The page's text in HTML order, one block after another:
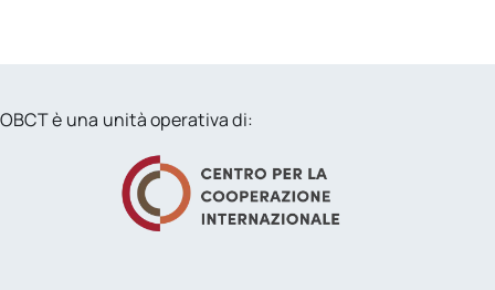
OBCT è una unità operativa di: